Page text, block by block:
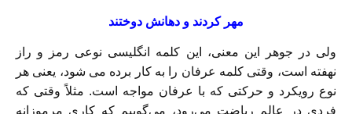
مهر کردند و دهانش دوختند
ولی در جوهر این معنی، این کلمه انگلیسی نوعی رمز و راز
نهفته است، وقتی کلمه عرفان را به کار ‌برده می شود، یعنی هر
نوع رویکرد و حرکتی که با عرفان مواجه است. مثلاً وقتی که
فردی در عالم ریاضت می‌رود، می‌گوییم که کاری مرموزانه